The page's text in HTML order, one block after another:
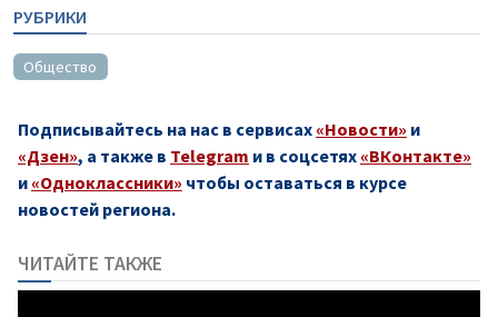
РУБРИКИ
Общество
Подписывайтесь на нас в сервисах «Новости» и
«Дзен», а также в Telegram и в соцсетях «ВКонтакте»
и «Одноклассники» чтобы оставаться в курсе
новостей региона.
ЧИТАЙТЕ ТАКЖЕ